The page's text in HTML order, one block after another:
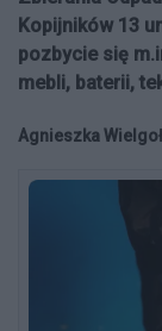
Kopijników 13
pozbycie się
mebli, baterii,
Agnieszka